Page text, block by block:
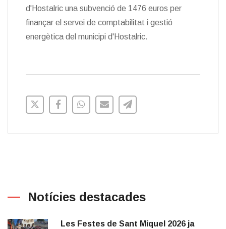
d'Hostalric una subvenció de 1476 euros per
finançar el servei de comptabilitat i gestió
energètica del municipi d'Hostalric.
Notícies destacades
Les Festes de Sant Miquel 2026 ja